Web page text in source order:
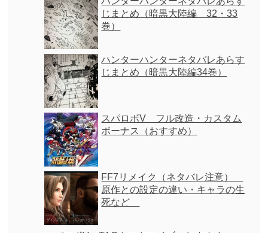
じまとめ（暗黒大陸編 32・33
巻）
ハンターハンターネタバレあらす
じまとめ（暗黒大陸編34巻）
スパロボV フル改造・カスタム
ボーナス（おすすめ）
FF7リメイク（ネタバレ注意）
原作との設定の違い・キャラの生
死など